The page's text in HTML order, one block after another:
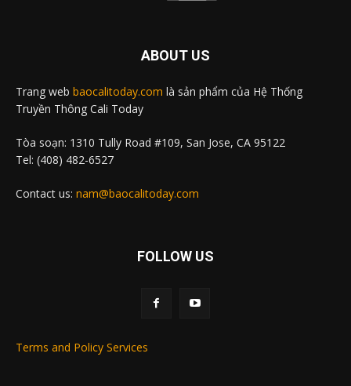
ABOUT US
Trang web baocalitoday.com là sản phẩm của Hệ Thống
Truyền Thông Cali Today
Tòa soạn: 1310 Tully Road #109, San Jose, CA 95122
Tel: (408) 482-6527
Contact us: nam@baocalitoday.com
FOLLOW US
Terms and Policy Services